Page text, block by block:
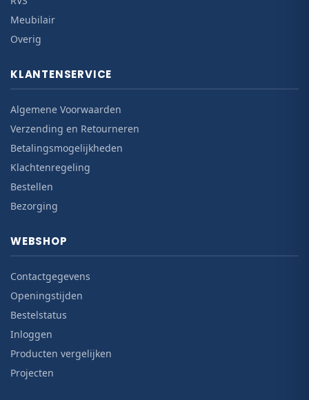
Meubilair
Overig
KLANTENSERVICE
Algemene Voorwaarden
Verzending en Retourneren
Betalingsmogelijkheden
Klachtenregeling
Bestellen
Bezorging
WEBSHOP
Contactgegevens
Openingstijden
Bestelstatus
Inloggen
Producten vergelijken
Projecten